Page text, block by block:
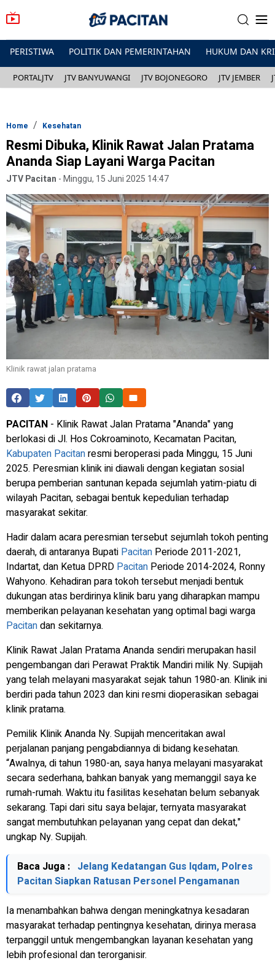
PERISTIWA POLITIK DAN PEMERINTAHAN HUKUM DAN
PORTALJTV JTV BANYUWANGI JTV BOJONEGORO JTV JEMBER
Home Kesehatan
Resmi Dibuka, Klinik Rawat Jalan Pratama
Ananda Siap Layani Warga Pacitan
JTV Pacitan -Minggu, 15 Juni 2025 14:47
Klinik rawat jalan pratama
PACITAN - Klinik Rawat Jalan Pratama "Ananda" yang
berlokasi di Jl. Hos Cokroaminoto, Kecamatan Pacitan,
Kabupaten Pacitanresmi beroperasi pada Minggu, 15 Juni
2025. Peresmian klinik ini diawali dengan kegiatan sosial
berupa pemberian santunan kepada sejumlah yatim-piatu di
wilayah Pacitan, sebagai bentuk kepedulian terhadap
masyarakat sekitar.
Hadir dalam acara peresmian tersebut sejumlah tokoh penting
daerah, di antaranya Bupati Pacitan Periode 2011-2021,
Indartat, dan Ketua DPRD Pacitan Periode 2014-2024, Ronny
Wahyono. Kehadiran para tokoh tersebut menjadi bentuk
dukungan atas berdirinya klinik baru yang diharapkan mampu
memberikan pelayanan kesehatan yang optimal bagi warga
Pacitandan sekitarnya.
Klinik Rawat Jalan Pratama Ananda sendiri merupakan hasil
pengembangan dari Perawat Praktik Mandiri milik Ny. Supijah
yang telah melayani masyarakat sejak tahun 1980-an. Klinik ini
berdiri pada tahun 2023 dan kini resmi dioperasikan sebagai
klinik pratama.
Pemilik Klinik Ananda Ny. Supijah menceritakan awal
perjalanan panjang pengabdiannya di bidang kesehatan.
“Awalnya, di tahun 1980-an, saya hanya melayani masyarakat
secara sederhana, bahkan banyak yang memanggil saya ke
rumah-rumah. Waktu itu fasilitas kesehatan belum sebanyak
sekarang. Tapi dari situ saya belajar, ternyata masyarakat
sangat membutuhkan pelayanan yang cepat dan dekat,"
ungkap Ny. Supijah.
Baca Juga : Jelang Kedatangan Gus Iqdam, Polres
Pacitan Siapkan Ratusan Personel Pengamanan
Ia menambahkan bahwa dengan meningkatnya kesadaran
masyarakat terhadap pentingnya kesehatan, dirinya merasa
terpanggil untuk mengembangkan layanan kesehatan yang
lebih profesional dan terorganisir.